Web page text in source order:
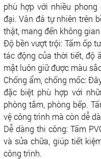
phù hợp với nhiều
đại. Vân đá tự nhiên trên
thật, mang đến không
Độ bền vượt trội: Tấm ốp
tác động của thời tiết, độ
mặt luôn giữ được màu
Chống ẩm, chống mốc:
đặc biệt phù hợp với
phòng tắm, phòng bếp.
vệ công trình mà còn dễ
Dễ dàng thi công: Tấm
và sửa chữa, giúp tiết
công trình.